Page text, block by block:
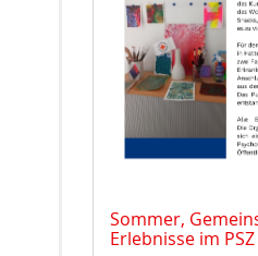
Sommer,
Erlebnisse im PSZ